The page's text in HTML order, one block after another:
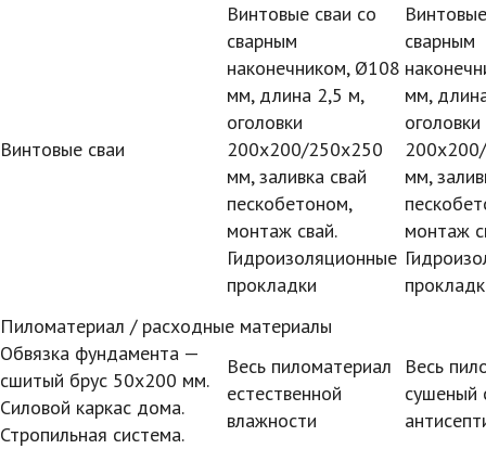
Винтовые сваи
Винтовые сваи со
сварным
наконечником, Ø108
мм, длина 2,5 м,
оголовки
200х200/250х250
мм, заливка свай
пескобетоном,
монтаж свай.
Гидроизоляционные
прокладки
сварным
мм,
оголовки
мм,
монтаж
Пиломатериал / расходные материалы
Обвязка фундамента —
сшитый брус 50х200 мм.
Силовой каркас дома.
Стропильная система.
Весь пиломатериал
естественной
влажности
Весь
сушеный